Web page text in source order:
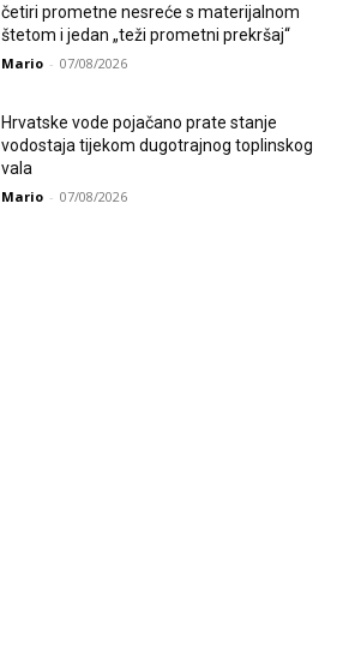
četiri prometne nesreće s materijalnom
štetom i jedan „teži prometni prekršaj“
Mario - 07/08/2026
Hrvatske vode pojačano prate stanje
vodostaja tijekom dugotrajnog toplinskog
vala
Mario - 07/08/2026